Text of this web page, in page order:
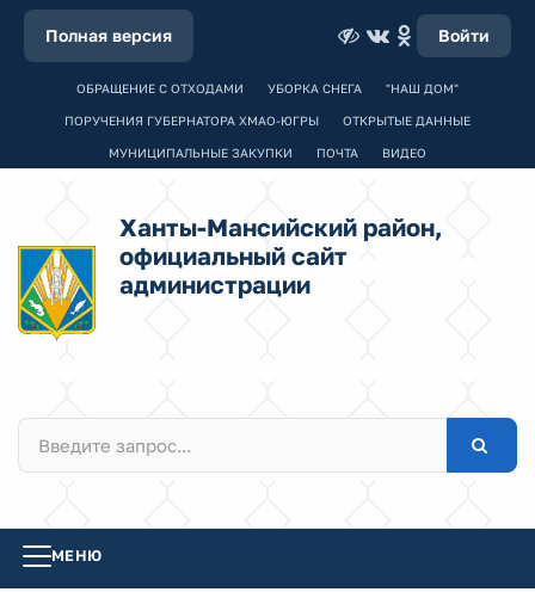
Полная версия Войти
ОБРАЩЕНИЕ С ОТХОДАМИ УБОРКА СНЕГА "НАШ ДОМ"
ПОРУЧЕНИЯ ГУБЕРНАТОРА ХМАО-ЮГРЫ ОТКРЫТЫЕ ДАННЫЕ
МУНИЦИПАЛЬНЫЕ ЗАКУПКИ ПОЧТА ВИДЕО
Ханты-Мансийский район,
официальный сайт
администрации
МЕНЮ